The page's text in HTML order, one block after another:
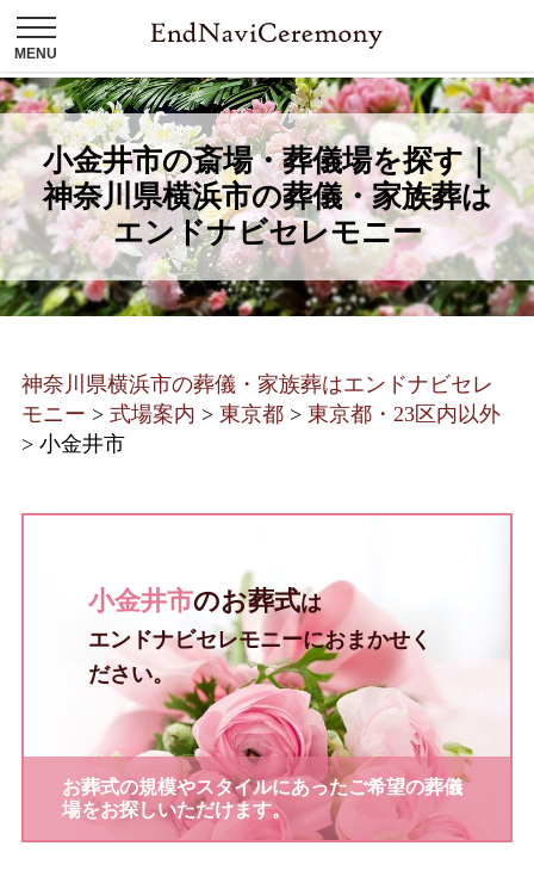
小金井市の斎場・葬儀場を探す｜
神奈川県横浜市の葬儀・家族葬は
エンドナビセレモニー
神奈川県横浜市の葬儀・家族葬はエンドナビセレ
モニー > 式場案内 > 東京都 > 東京都・23区内以外
> 小金井市
小金井市のお葬式は
エンドナビセレモニーにおまかせく
ださい。
お葬式の規模やスタイルにあったご希望の葬儀
場をお探しいただけます。